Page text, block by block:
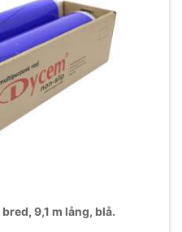
9,1 m lång, blå.